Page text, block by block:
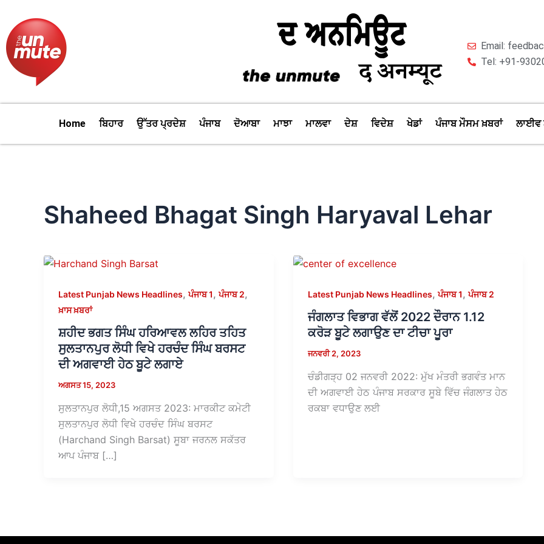
content
Email:
Tel: +91-
Home ਬਿਹਾਰ ਉੱਤਰ ਪ੍ਰਦੇਸ਼ ਪੰਜਾਬ ਦੋਆਬਾ ਮਾਝਾ ਮਾਲਵਾ ਦੇਸ਼ ਵਿਦੇਸ਼ ਖੇਡਾਂ ਪੰਜਾਬ ਮੌਸਮ ਖ਼ਬਰਾਂ ਲਾਈਵ
Shaheed Bhagat Singh Haryaval Lehar
Latest Punjab News Headlines,ਪੰਜਾਬ 1,ਪੰਜਾਬ 2,
ਖ਼ਾਸ ਖ਼ਬਰਾਂ
ਸ਼ਹੀਦ ਭਗਤ ਸਿੰਘ ਹਰਿਆਵਲ ਲਹਿਰ ਤਹਿਤ
ਸੁਲਤਾਨਪੁਰ ਲੋਧੀ ਵਿਖੇ ਹਰਚੰਦ ਸਿੰਘ ਬਰਸਟ
ਦੀ ਅਗਵਾਈ ਹੇਠ ਬੂਟੇ ਲਗਾਏ
ਅਗਸਤ 15, 2023
ਸੁਲਤਾਨਪੁਰ ਲੋਧੀ,15 ਅਗਸਤ 2023: ਮਾਰਕੀਟ ਕਮੇਟੀ
ਸੁਲਤਾਨਪੁਰ ਲੋਧੀ ਵਿਖੇ ਹਰਚੰਦ ਸਿੰਘ ਬਰਸਟ
(Harchand Singh Barsat) ਸੂਬਾ ਜਰਨਲ ਸਕੱਤਰ
ਆਪ ਪੰਜਾਬ […]
Latest Punjab News Headlines,ਪੰਜਾਬ 1,ਪੰਜਾਬ 2
ਜੰਗਲਾਤ ਵਿਭਾਗ ਵੱਲੋਂ 2022 ਦੌਰਾਨ 1.12
ਕਰੋੜ ਬੂਟੇ ਲਗਾਉਣ ਦਾ ਟੀਚਾ ਪੂਰਾ
ਜਨਵਰੀ 2, 2023
ਚੰਡੀਗੜ੍ਹ 02 ਜਨਵਰੀ 2022: ਮੁੱਖ ਮੰਤਰੀ ਭਗਵੰਤ ਮਾਨ
ਦੀ ਅਗਵਾਈ ਹੇਠ ਪੰਜਾਬ ਸਰਕਾਰ ਸੂਬੇ ਵਿੱਚ ਜੰਗਲਾਤ ਹੇਠ
ਰਕਬਾ ਵਧਾਉਣ ਲਈ